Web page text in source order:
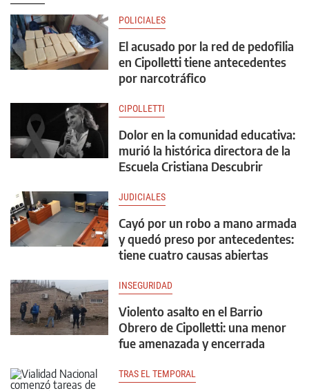
POLICIALES
El acusado por la red de pedofilia
en Cipolletti tiene antecedentes
por narcotráfico
CIPOLLETTI
Dolor en la comunidad educativa:
murió la histórica directora de la
Escuela Cristiana Descubrir
JUDICIALES
Cayó por un robo a mano armada
y quedó preso por antecedentes:
tiene cuatro causas abiertas
INSEGURIDAD
Violento asalto en el Barrio
Obrero de Cipolletti: una menor
fue amenazada y encerrada
TRAS EL TEMPORAL